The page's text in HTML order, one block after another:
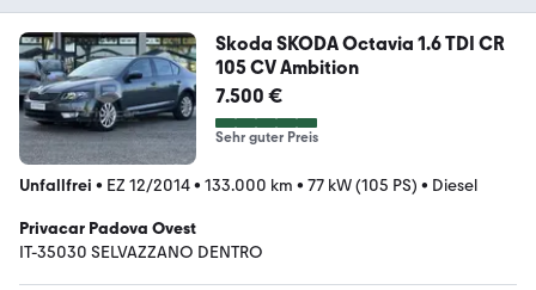
Skoda SKODA Octavia 1.6 TDI CR
105 CV Ambition
7.500 €
Sehr guter Preis
Unfallfrei • EZ 12/2014• 133.000 km • 77 kW (105 PS) • Diesel
Privacar Padova Ovest
IT-35030 SELVAZZANO DENTRO